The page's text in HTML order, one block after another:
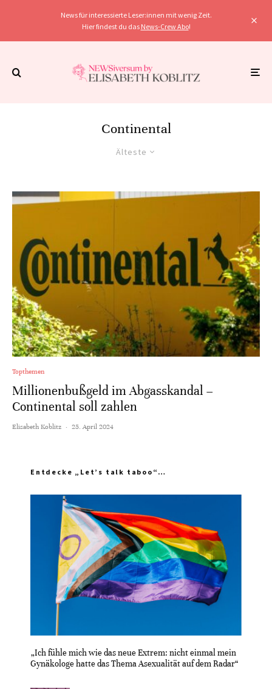
News für interessierte Leser:innen mit wenig Zeit.
Hier findest du das News-Crew Abo!
Continental
Älteste
Topthemen
Millionenbußgeld im Abgasskandal –
Continental soll zahlen
Elisabeth Koblitz · 25. April 2024
Entdecke „Let’s talk taboo“…
„Ich fühle mich wie das neue Extrem: nicht einmal mein
Gynäkologe hatte das Thema Asexualität auf dem Radar“